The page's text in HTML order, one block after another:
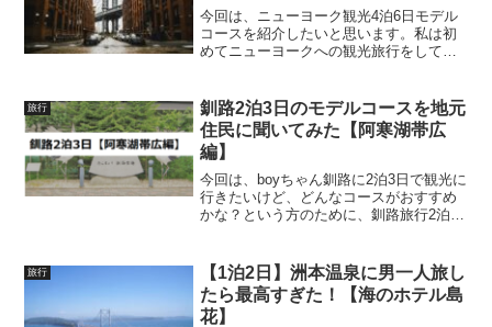
今回は、ニューヨーク観光4泊6日モデル
コースを紹介したいと思います。私は初
めてニューヨークへの観光旅行をして、
旅行体験をしてきました。そこで思っ
た、「これは伝えなけれ...
旅行
釧路2泊3日のモデルコースを地元
住民に聞いてみた【阿寒湖帯広
編】
今回は、boyちゃん釧路に2泊3日で観光に
行きたいけど、どんなコースがおすすめ
かな？という方のために、釧路旅行2泊3
今回は阿寒湖帯広編ということで、阿寒
湖は見ておきたい...
旅行
【1泊2日】洲本温泉に男一人旅し
たら最高すぎた！【海のホテル島
花】